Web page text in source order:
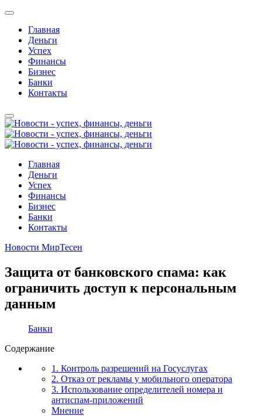
Главная
Деньги
Успех
Финансы
Бизнес
Банки
Контакты
Главная
Деньги
Успех
Финансы
Бизнес
Банки
Контакты
Новости МирТесен
Защита от банковского спама: как
ограничить доступ к персональным
данным
Банки
Содержание
1. Контроль разрешений на Госуслугах
2. Отказ от рекламы у мобильного оператора
3. Использование определителей номера и
антиспам-приложений
Мнение